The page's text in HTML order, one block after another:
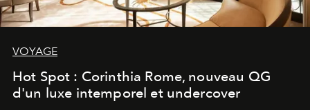
VOYAGE
Hot Spot : Corinthia Rome, nouveau QG
d'un luxe intemporel et undercover